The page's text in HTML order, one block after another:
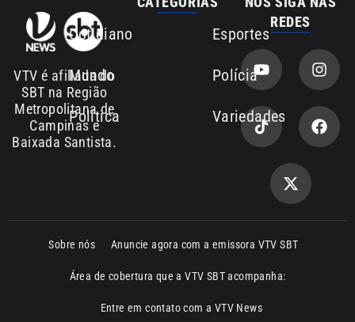
Anuncie agora com a emissora VTV SBT
Área de cobertura que a VTV SBT acompanha:
Entre em contato com a VTV News
Copyright © 2026. Todos os direitos
reservados | Empresa de Comunicação PRM
Política de privacidade